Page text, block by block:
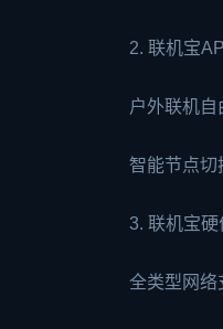
2. 联机宝
户外联机
智能节点切
3. 联机宝
全类型网络